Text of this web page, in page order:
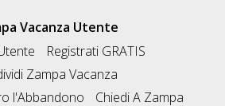
Vacanza Utente
Registrati GRATIS
Zampa Vacanza
l'Abbandono
Chiedi A Zampa